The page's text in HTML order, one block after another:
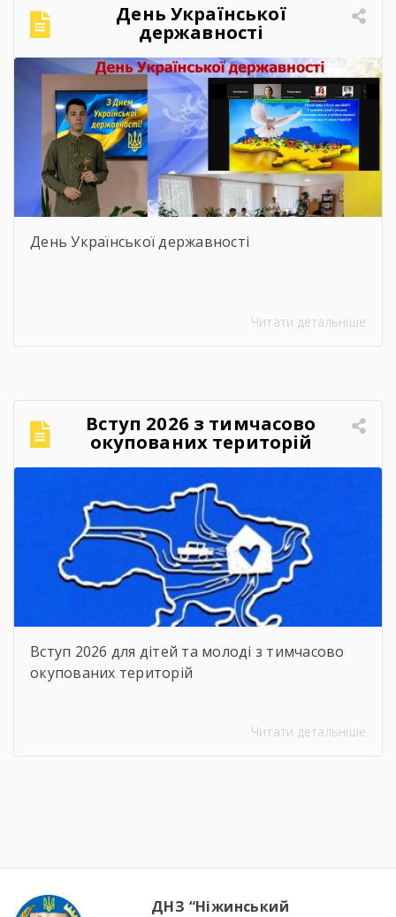
День Української
державності
День Української державності
Читати детальніше
Вступ 2026 з тимчасово
окупованих територій
Вступ 2026 для дітей та молоді з тимчасово
окупованих територій
Читати детальніше
ДНЗ “Ніжинський